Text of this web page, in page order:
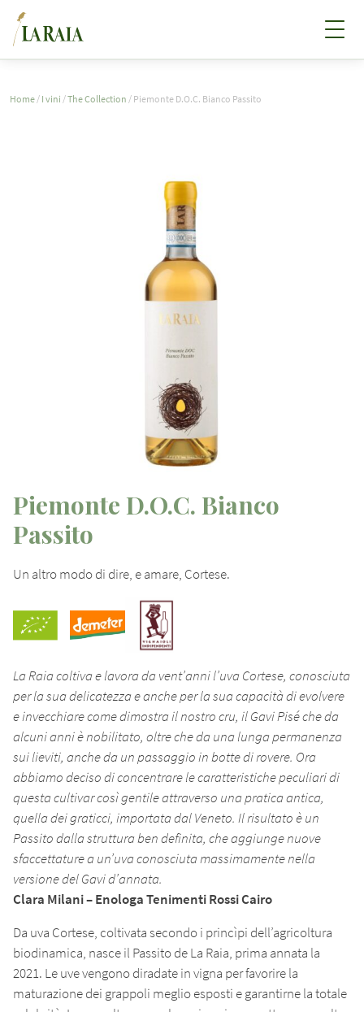
Home/ I vini /The Collection / Piemonte D.O.C. Bianco Passito
Piemonte D.O.C. Bianco
Passito
Un altro modo di dire, e amare, Cortese.
La Raia coltiva e lavora da vent’anni l’uva Cortese, conosciuta
per la sua delicatezza e anche per la sua capacità di evolvere
e invecchiare come dimostra il nostro cru, il Gavi Pisé che da
alcuni anni è nobilitato, oltre che da una lunga permanenza
sui lieviti, anche da un passaggio in botte di rovere. Ora
abbiamo deciso di concentrare le caratteristiche peculiari di
questa cultivar così gentile attraverso una pratica antica,
quella dei graticci, importata dal Veneto. Il risultato è un
Passito dalla struttura ben definita, che aggiunge nuove
sfaccettature a un’uva conosciuta massimamente nella
versione del Gavi d’annata.
Clara Milani – Enologa Tenimenti Rossi Cairo
Da uva Cortese, coltivata secondo i princìpi dell’agricoltura
biodinamica, nasce il Passito de La Raia, prima annata la
2021. Le uve vengono diradate in vigna per favorire la
maturazione dei grappoli meglio esposti e garantirne la totale